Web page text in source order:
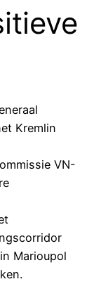
Kremlin
VN-
Marioupol